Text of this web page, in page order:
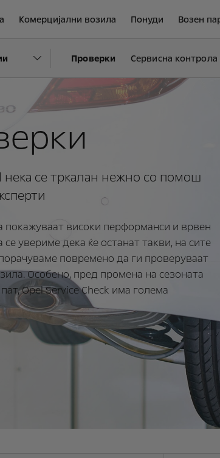
Комерцијални возила Понуди Возен
Проверки Сервисна контрола
нека се тркалан нежно со помош
покажуваат високи перформанси и врвен
се увериме дека ќе останат такви, на сите
повремено да ги проверуваат
Особено, пред промена на сезоната
Opel Service Check има голема